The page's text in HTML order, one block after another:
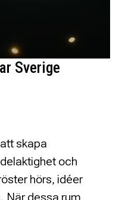
Sverige
skapa
och
hörs, idéer
När dessa rum